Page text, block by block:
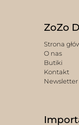
ZoZo
Strona
O nas
Butiki
Kontakt
Newsletter